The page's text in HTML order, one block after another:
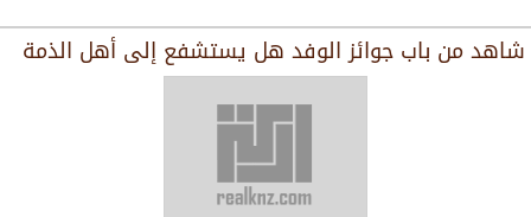
شاهد من باب ﺟﻮﺍﺋﺰ ﺍﻟﻮﻓﺪ ﻫﻞ ﻳﺴﺘﺸﻔﻊ ﺇﻟﻰ ﺃﻫﻞ ﺍﻟﺬﻣﺔ